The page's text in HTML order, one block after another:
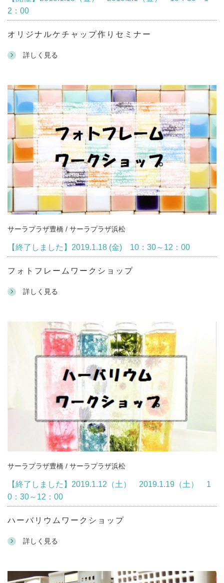
2：00
オリジナルケチャップ作りセミナー
詳しく見る
サーラプラザ豊橋 / サーラプラザ浜松
【終了しました】2019.1.18 (金) 10：30～12：00
フォトフレームワークショップ
詳しく見る
サーラプラザ豊橋 / サーラプラザ浜松
【終了しました】2019.1.12（土） 2019.1.19（土） 1
0：30～12：00
ハーバリウムワークショップ
詳しく見る